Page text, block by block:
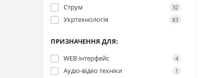
Струм 32
Укртехнологія 83
ПРИЗНАЧЕННЯ ДЛЯ:
WEB інтерфейс
4
Аудіо-відео техніки 1